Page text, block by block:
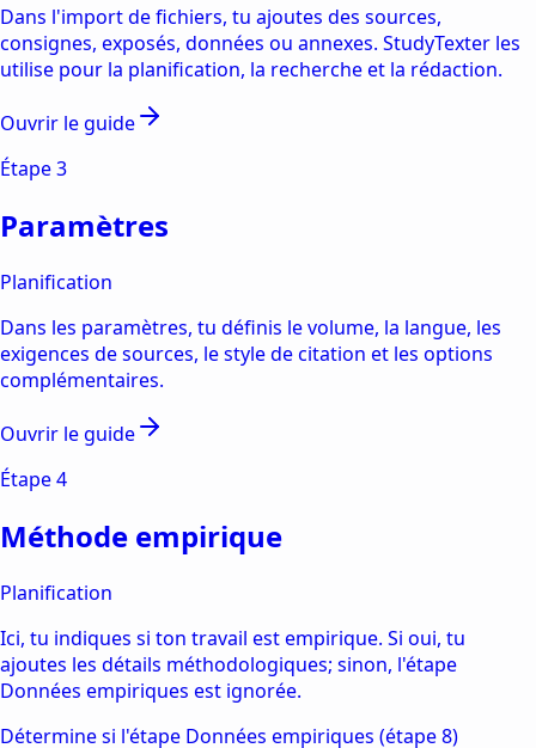
Dans l'import de fichiers, tu ajoutes des sources,
consignes, exposés, données ou annexes. StudyTexter les
utilise pour la planification, la recherche et la rédaction.
Ouvrir le guide
Étape3
Paramètres
Planification
Dans les paramètres, tu définis le volume, la langue, les
exigences de sources, le style de citation et les options
complémentaires.
Ouvrir le guide
Étape4
Méthode empirique
Planification
Ici, tu indiques si ton travail est empirique. Si oui, tu
ajoutes les détails méthodologiques; sinon, l'étape
Données empiriques est ignorée.
Détermine si l'étape Données empiriques (étape 8)